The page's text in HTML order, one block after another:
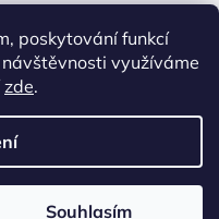
poskytování funkcí
využíváme
zde.
Souhlasím
práva vyhrazena.Upravit